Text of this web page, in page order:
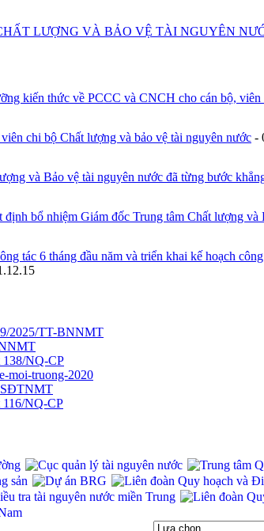
LƯỢNG VÀ BẢO VỆ TÀI NGUYÊN
kiến thức về PCCC và CNCH cho cán bộ,
chi bộ Chất lượng và bảo vệ tài nguyên nước -
và Bảo vệ tài nguyên nước đã từng bước
định bổ nhiệm Giám đốc Trung tâm Chất lượng và
tác 6 tháng đầu năm và triển khai kế hoạch
2025/TT-BNNMT
NQ-CP
moi-truong-2020
NQ-CP